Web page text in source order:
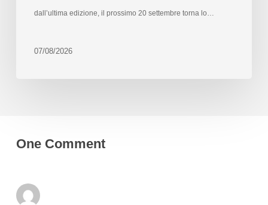
dall’ultima edizione, il prossimo 20 settembre torna lo…
07/08/2026
One Comment